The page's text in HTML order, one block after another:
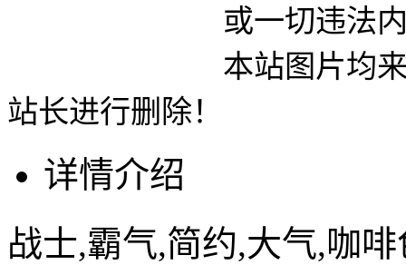
或一切违法内容使用
本站图片均来自网络
站长进行删除！
详情介绍
战士,霸气,简约,大气,咖啡